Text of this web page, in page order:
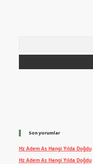
Son yorumlar
Hz Adem As Hangi Yılda Doğdu
Hz Adem As Hangi Yılda Doğdu